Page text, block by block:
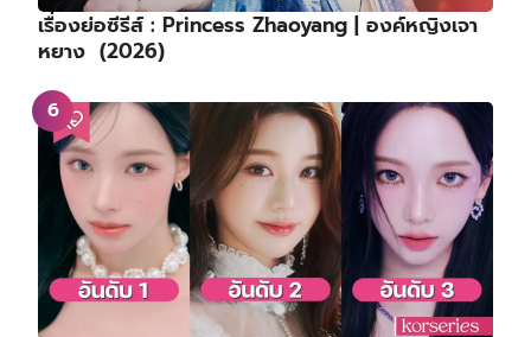
เรื่องย่อซีรีส์ : Princess Zhaoyang | องค์หญิงเจา
หยาง (2026)